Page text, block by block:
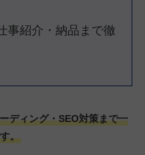
事紹介・納品まで徹
ディング・SEO対策まで一
。